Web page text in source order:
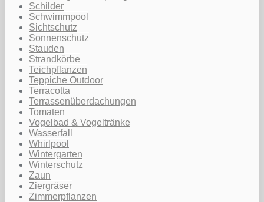
Schilder
Schwimmpool
Sichtschutz
Sonnenschutz
Stauden
Strandkörbe
Teichpflanzen
Teppiche Outdoor
Terracotta
Terrassenüberdachungen
Tomaten
Vogelbad & Vogeltränke
Wasserfall
Whirlpool
Wintergarten
Winterschutz
Zaun
Ziergräser
Zimmerpflanzen